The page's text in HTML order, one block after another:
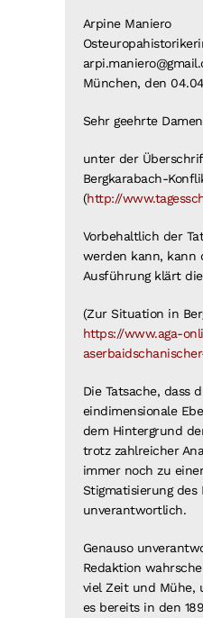
Arpine Maniero
München, den
Sehr geehrte
unter der
Bergkarabach-
(http://
Vorbehaltlich der
werden kann, kann
Ausführung klärt
(Zur Situation in
https://www.aga-
Die Tatsache, dass
eindimensionale
dem Hintergrund
trotz zahlreicher
immer noch zu
Stigmatisierung des
unverantwortlich.
Genauso
Redaktion
viel Zeit und Mühe,
es bereits in den